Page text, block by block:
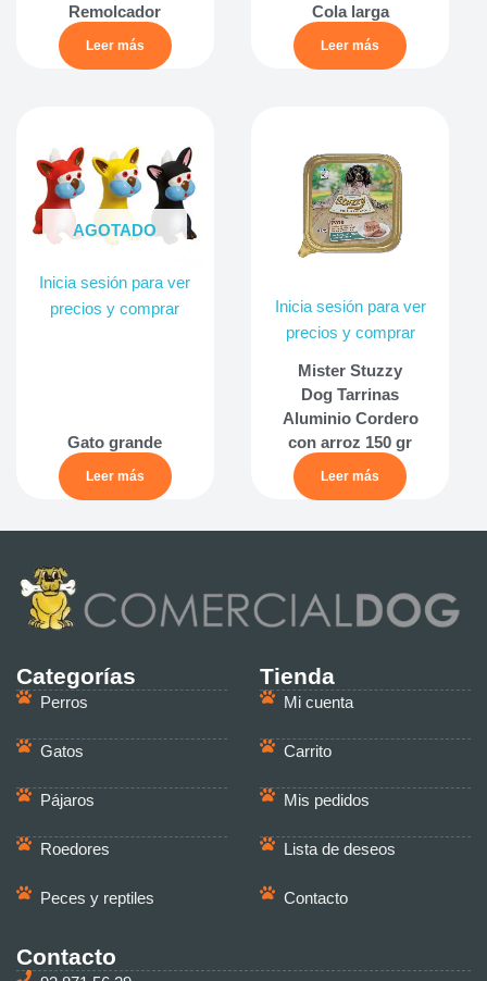
Remolcador
Leer más
Cola larga
Leer más
AGOTADO
Inicia sesión para ver
precios y comprar
Gato grande
Leer más
Inicia sesión para ver
precios y comprar
Mister Stuzzy
Dog Tarrinas
Aluminio Cordero
con arroz 150 gr
Leer más
Categorías
Perros
Gatos
Pájaros
Roedores
Peces y reptiles
Tienda
Mi cuenta
Carrito
Mis pedidos
Lista de deseos
Contacto
Contacto